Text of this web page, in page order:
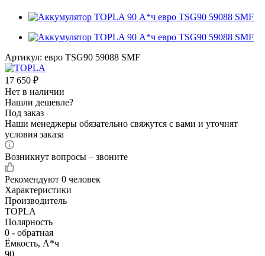
Артикул: евро TSG90 59088 SMF
17 650 ₽
Нет в наличии
Нашли дешевле?
Под заказ
Наши менеджеры обязательно свяжутся с вами и уточнят
условия заказа
Возникнут вопросы – звоните
Рекомендуют 0 человек
Характеристики
Производитель
TOPLA
Полярность
0 - обратная
Ёмкость, А*ч
90